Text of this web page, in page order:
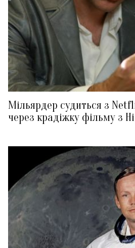
Мільярдер судиться з
через крадіжку фільму з